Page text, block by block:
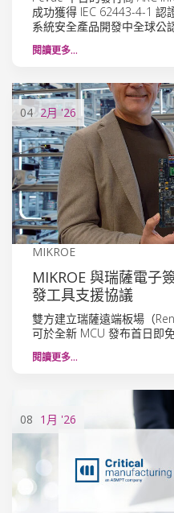
成功獲得 IEC 62443-4-1 認
系統安全產品開發中全球公
閱讀更多…
04 2月'26
MIKROE
MIKROE 與瑞薩電子
發工具支援協議
雙方建立瑞薩遠端板場（
可於全新 MCU 發布首日即
閱讀更多…
08 1月 '26